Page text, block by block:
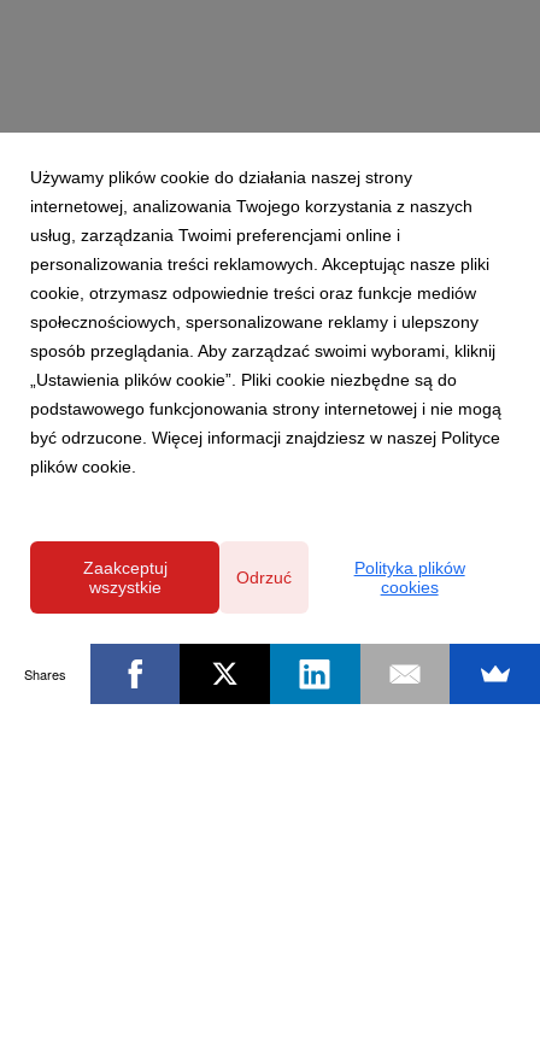
Powered by
Używamy plików cookie do działania naszej strony
internetowej, analizowania Twojego korzystania z naszych
usług, zarządzania Twoimi preferencjami online i
personalizowania treści reklamowych. Akceptując nasze pliki
cookie, otrzymasz odpowiednie treści oraz funkcje mediów
społecznościowych, spersonalizowane reklamy i ulepszony
sposób przeglądania. Aby zarządzać swoimi wyborami, kliknij
„Ustawienia plików cookie”. Pliki cookie niezbędne są do
podstawowego funkcjonowania strony internetowej i nie mogą
być odrzucone. Więcej informacji znajdziesz w naszej Polityce
plików cookie.
Zaakceptuj
wszystkie
Odrzuć
Polityka plików
cookies
Shares